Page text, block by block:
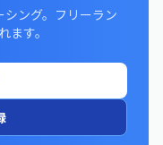
ング。フリーラン
す。